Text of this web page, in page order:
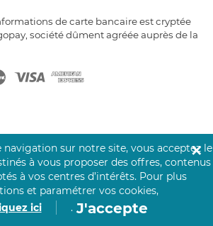
de carte bancaire est cryptée
société dûment agréée auprès de la
par les Groupes
sur notre site, vous acceptez le
à vous proposer des offres, contenus
à vos centres d’intérêts. Pour plus
et paramétrer vos cookies,
ici
. J'accepte
✕